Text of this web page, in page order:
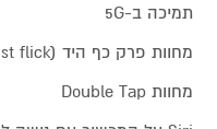
תמיכה ב-5G
מחוות פרק כף היד (Wrist flick)
מחוות Double Tap